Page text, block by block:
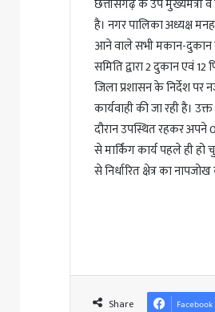
छत्तीसगढ़ के उप मुख्यमंत्री व
है। नगर पालिका अध्यक्ष
आने वाले सभी मकान-दुकान
समिति द्वारा 2 दुकान एवं
जिला प्रशासन के निर्देश पर
कार्यवाही की जा रही है।
दौरान उपस्थित रहकर अपने
से मार्किंग कार्य पहले ही
से निर्धारित क्षेत्र का
Share Facebook